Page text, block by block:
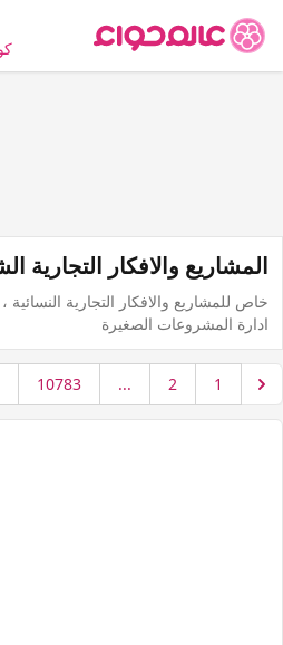
المشاريع والافكار التجارية
خاص للمشاريع والافكار التجارية
ادارة المشروعات الصغيرة
1
2
...
10783